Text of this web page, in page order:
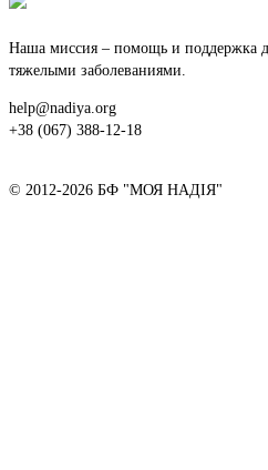
Наша миссия – помощь и поддержка
тяжелыми заболеваниями.
help@nadiya.org
+38 (067) 388-12-18
© 2012-2026 БФ "МОЯ НАДІЯ"